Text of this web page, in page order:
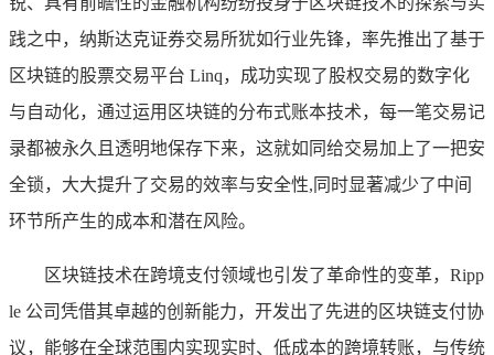
践之中，纳斯达克证券交易所犹如行业先锋，率先推出了基于
区块链的股票交易平台 Linq，成功实现了股权交易的数字化
与自动化，通过运用区块链的分布式账本技术，每一笔交易记
录都被永久且透明地保存下来，这就如同给交易加上了一把安
全锁，大大提升了交易的效率与安全性,同时显著减少了中间
环节所产生的成本和潜在风险。
区块链技术在跨境支付领域也引发了革命性的变革，Ripp
le 公司凭借其卓越的创新能力，开发出了先进的区块链支付协
议，能够在全球范围内实现实时、低成本的跨境转账，与传统